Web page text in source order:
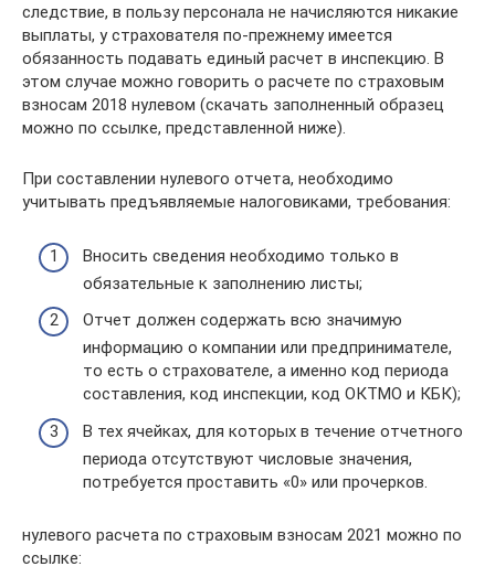
следствие, в пользу персонала не начисляются никакие
выплаты, у страхователя по-прежнему имеется
обязанность подавать единый расчет в инспекцию. В
этом случае можно говорить о расчете по страховым
взносам 2018 нулевом (скачать заполненный образец
можно по ссылке, представленной ниже).
При составлении нулевого отчета, необходимо
учитывать предъявляемые налоговиками, требования:
Вносить сведения необходимо только в
обязательные к заполнению листы;
Отчет должен содержать всю значимую
информацию о компании или предпринимателе,
то есть о страхователе, а именно код периода
составления, код инспекции, код ОКТМО и КБК);
В тех ячейках, для которых в течение отчетного
периода отсутствуют числовые значения,
потребуется проставить «0» или прочерков.
нулевого расчета по страховым взносам 2021 можно по
ссылке: